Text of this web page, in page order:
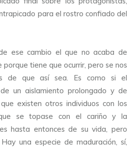
para el rostro confiado del
ese cambio el que no acaba de
porque tiene que ocurrir, pero se nos
de que así sea. Es como si el
un aislamiento prolongado y de
existen otros individuos con los
se topase con el cariño y la
hasta entonces de su vida, pero
una especie de maduración, sí,